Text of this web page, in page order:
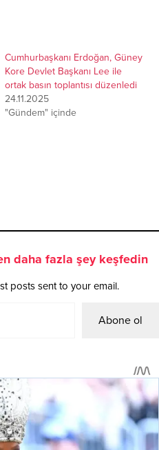
Cumhurbaşkanı Erdoğan, Güney
Kore Devlet Başkanı Lee ile
ortak basın toplantısı düzenledi
24.11.2025
"Gündem" içinde
daha fazla şey keşfedin
posts sent to your email.
Abone ol